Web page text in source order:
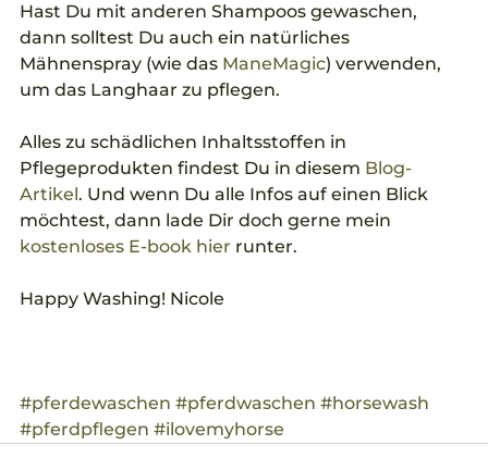
Hast Du mit anderen Shampoos gewaschen,
dann solltest Du auch ein natürliches
Mähnenspray (wie das ManeMagic) verwenden,
um das Langhaar zu pflegen.
Alles zu schädlichen Inhaltsstoffen in
Pflegeprodukten findest Du in diesem Blog-
Artikel. Und wenn Du alle Infos auf einen Blick
möchtest, dann lade Dir doch gerne mein
kostenloses E-book hier runter.
Happy Washing! Nicole
#pferdewaschen #pferdwaschen #horsewash
#pferdpflegen #ilovemyhorse